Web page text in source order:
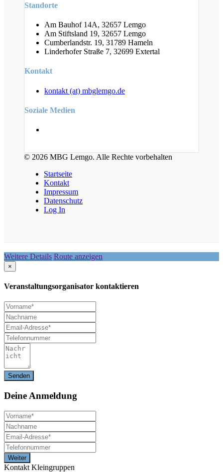
Standorte
Am Bauhof 14A, 32657 Lemgo
Am Stiftsland 19, 32657 Lemgo
Cumberlandstr. 19, 31789 Hameln
Linderhofer Straße 7, 32699 Extertal
Kontakt
kontakt (at) mbglemgo.de
Soziale Medien
© 2026 MBG Lemgo. Alle Rechte vorbehalten
Startseite
Kontakt
Impressum
Datenschutz
Log In
Weitere Details Route anzeigen
×
Veranstaltungsorganisator kontaktieren
Deine Anmeldung
Kontakt Kleingruppen